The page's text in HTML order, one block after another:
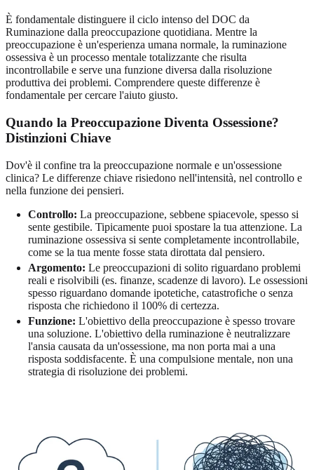
È fondamentale distinguere il ciclo intenso del DOC da
Ruminazione dalla preoccupazione quotidiana. Mentre la
preoccupazione è un'esperienza umana normale, la ruminazione
ossessiva è un processo mentale totalizzante che risulta
incontrollabile e serve una funzione diversa dalla risoluzione
produttiva dei problemi. Comprendere queste differenze è
fondamentale per cercare l'aiuto giusto.
Quando la Preoccupazione Diventa Ossessione?
Distinzioni Chiave
Dov'è il confine tra la preoccupazione normale e un'ossessione
clinica? Le differenze chiave risiedono nell'intensità, nel controllo e
nella funzione dei pensieri.
Controllo: La preoccupazione, sebbene spiacevole, spesso si
sente gestibile. Tipicamente puoi spostare la tua attenzione. La
ruminazione ossessiva si sente completamente incontrollabile,
come se la tua mente fosse stata dirottata dal pensiero.
Argomento: Le preoccupazioni di solito riguardano problemi
reali e risolvibili (es. finanze, scadenze di lavoro). Le ossessioni
spesso riguardano domande ipotetiche, catastrofiche o senza
risposta che richiedono il 100% di certezza.
Funzione: L'obiettivo della preoccupazione è spesso trovare
una soluzione. L'obiettivo della ruminazione è neutralizzare
l'ansia causata da un'ossessione, ma non porta mai a una
risposta soddisfacente. È una compulsione mentale, non una
strategia di risoluzione dei problemi.